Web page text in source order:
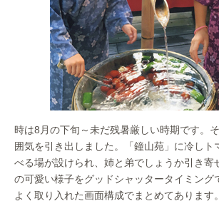
時は8月の下旬～未だ残暑厳しい時期です。
囲気を引き出しました。「鐘山苑」に冷しト
べる場が設けられ、姉と弟でしょうか引き寄
の可愛い様子をグッドシャッタータイミング
よく取り入れた画面構成でまとめてあります